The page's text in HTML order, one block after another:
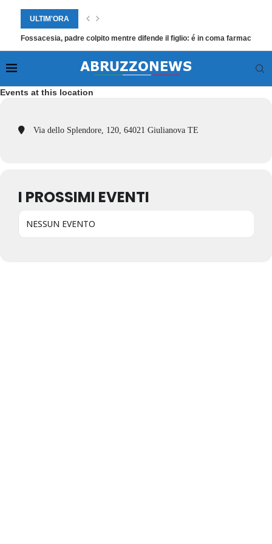
ULTIM'ORA
Fossacesia, padre colpito mentre difende il figlio: é in coma
Events at this location
Via dello Splendore, 120, 64021 Giulianova TE
I PROSSIMI EVENTI
NESSUN EVENTO